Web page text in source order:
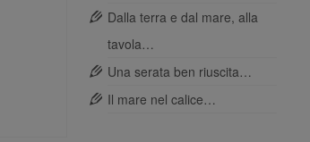
Dalla terra e dal mare, alla
tavola…
Una serata ben riuscita…
Il mare nel calice…